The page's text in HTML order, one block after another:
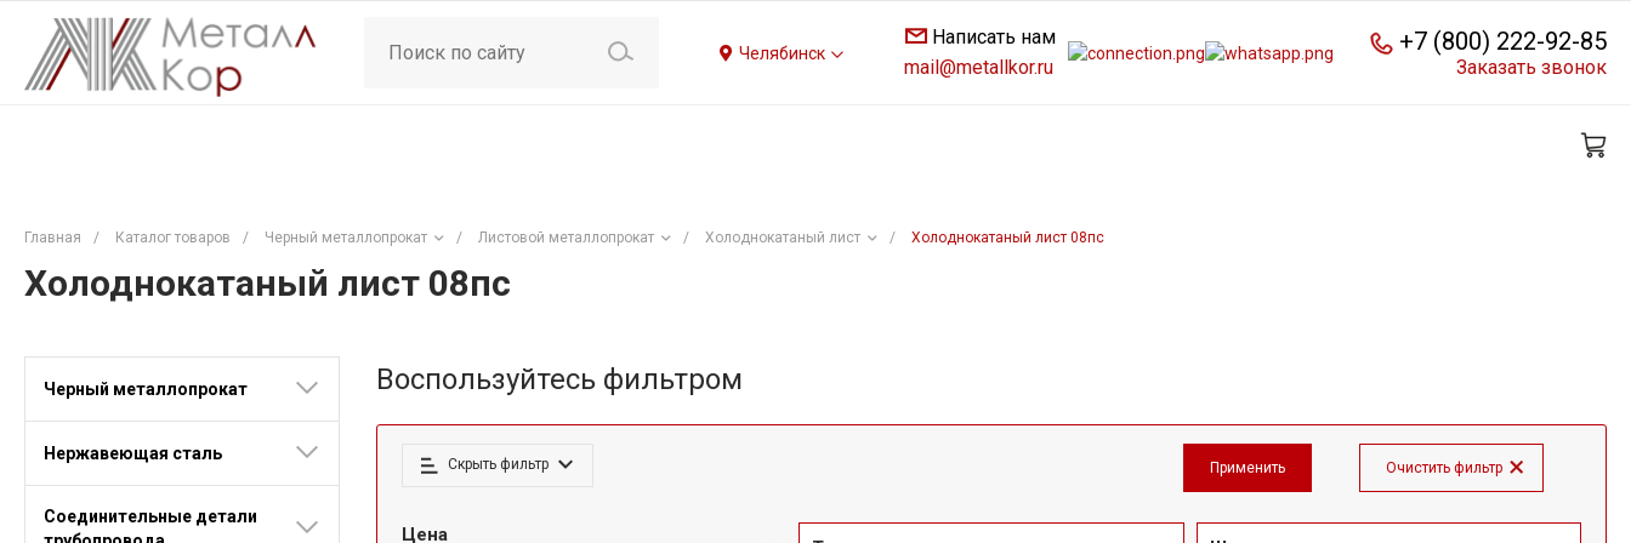
Челябинск
Написать нам
mail@metallkor.ru
+7 (800) 222-92-85
Заказать звонок
Главная / Каталог товаров / Черный металлопрокат / Листовой металлопрокат / Холоднокатаный лист / Холоднокатаный лист 08пс
Холоднокатаный лист 08пс
Черный металлопрокат
Нержавеющая сталь
Соединительные детали
Воспользуйтесь фильтром
Скрыть фильтр
Цена